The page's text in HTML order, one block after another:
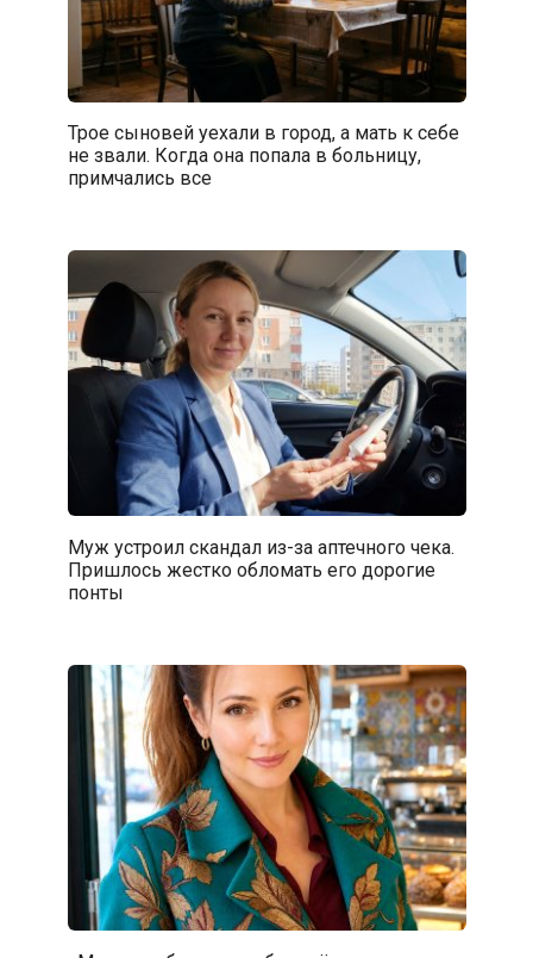
Трое сыновей уехали в город, а мать к себе
не звали. Когда она попала в больницу,
примчались все
Муж устроил скандал из-за аптечного чека.
Пришлось жестко обломать его дорогие
понты